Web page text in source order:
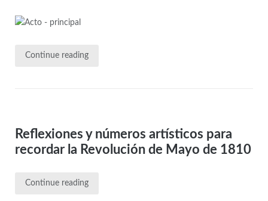
Continue reading
Reflexiones y números artísticos para
recordar la Revolución de Mayo de 1810
Continue reading